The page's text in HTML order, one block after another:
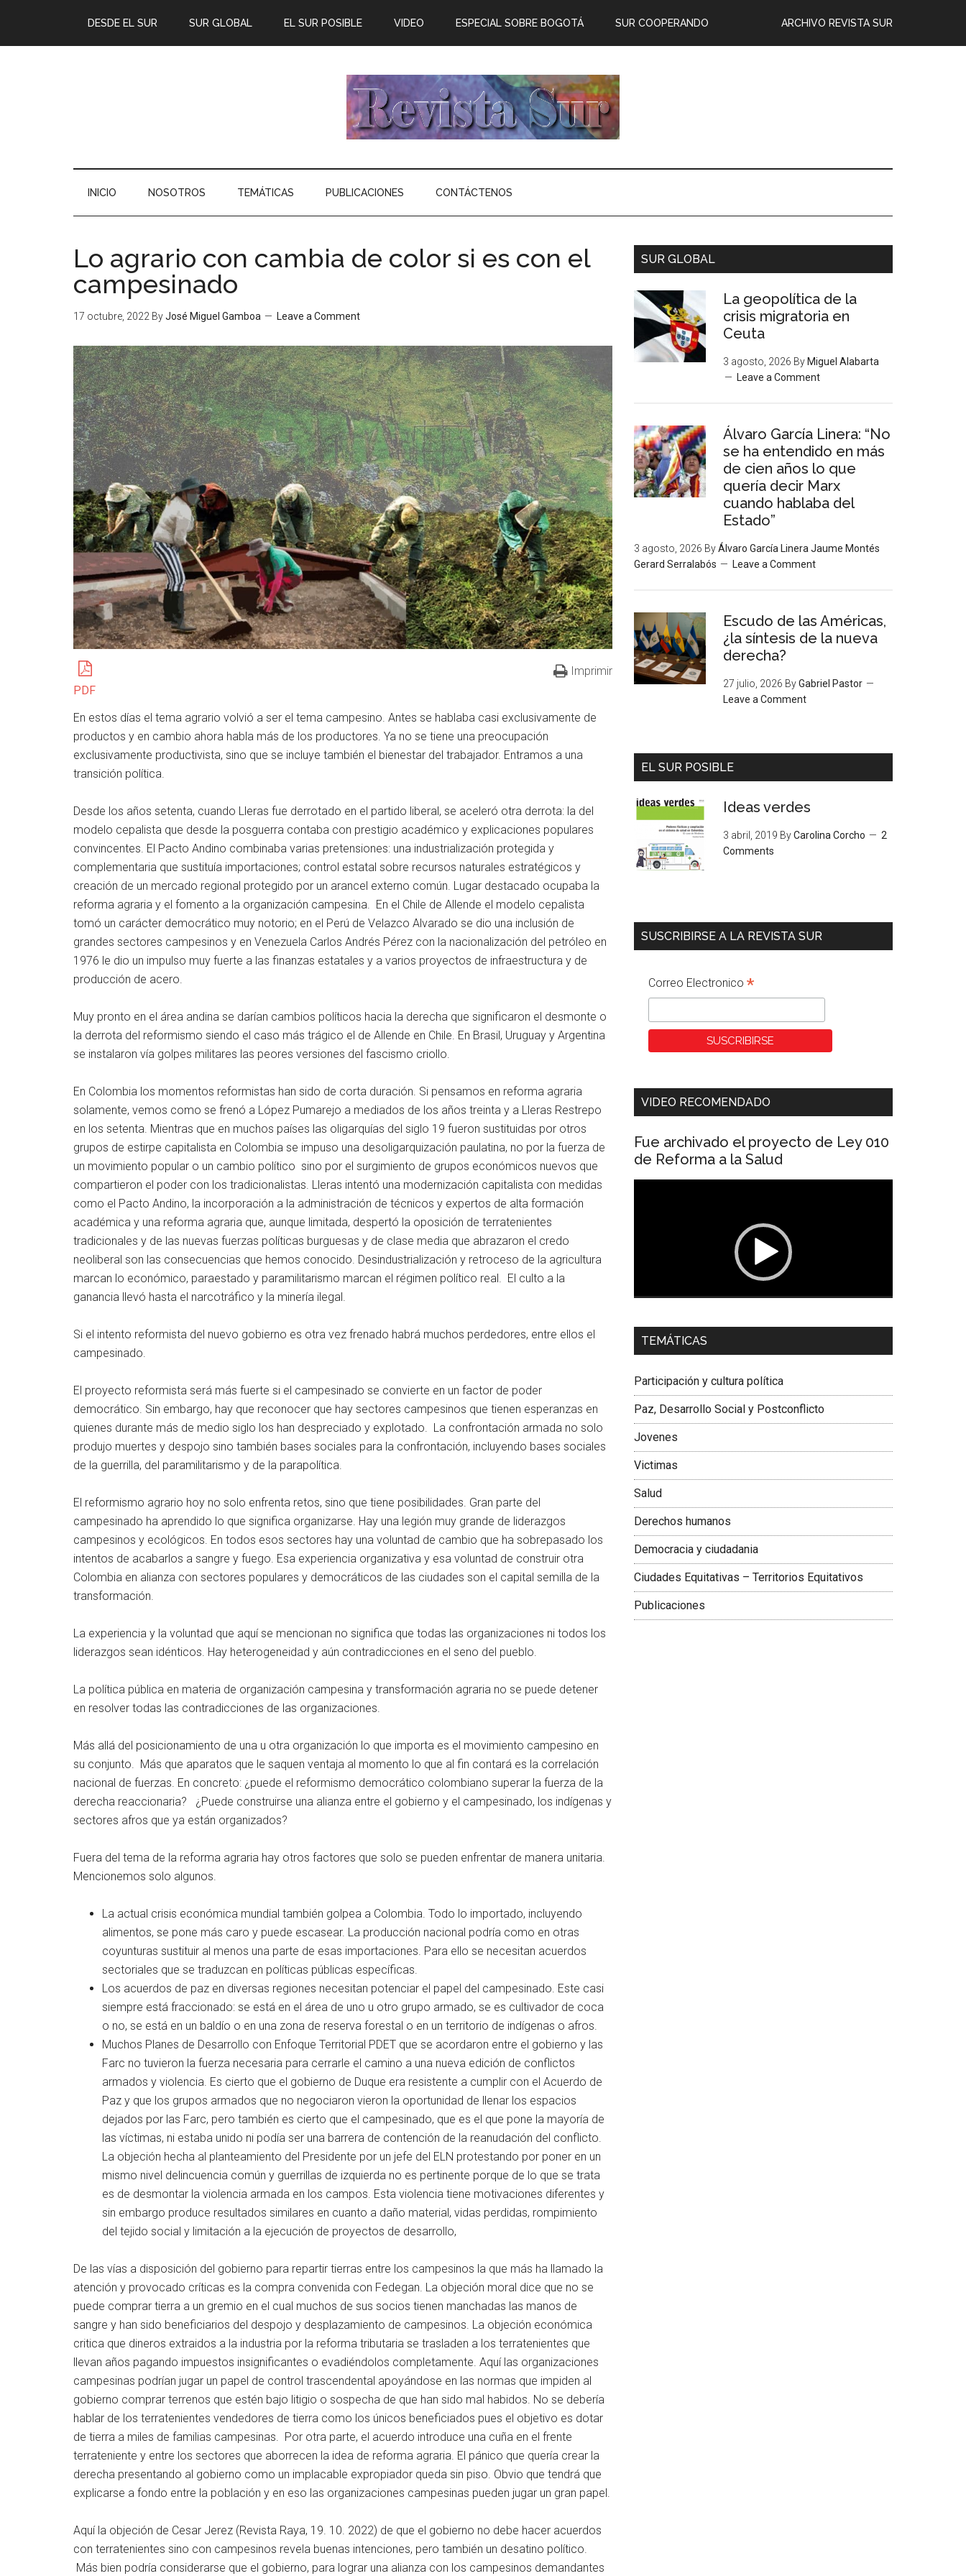
DESDE EL SUR SUR GLOBAL EL SUR POSIBLE ARCHIVO REVISTA SUR
VIDEO ESPECIAL SOBRE BOGOTÁ SUR COOPERANDO
INICIO NOSOTROS TEMÁTICAS PUBLICACIONES CONTÁCTENOS
Lo agrario con cambia de color si es con el
campesinado
17 octubre, 2022 ByJosé Miguel Gamboa Leave a Comment
PDF
Imprimir
En estos días el tema agrario volvió a ser el tema campesino. Antes se hablaba casi exclusivamente de
productos y en cambio ahora habla más de los productores. Ya no se tiene una preocupación
exclusivamente productivista, sino que se incluye también el bienestar del trabajador. Entramos a una
transición política.
Desde los años setenta, cuando Lleras fue derrotado en el partido liberal, se aceleró otra derrota: la del
modelo cepalista que desde la posguerra contaba con prestigio académico y explicaciones populares
convincentes. El Pacto Andino combinaba varias pretensiones: una industrialización protegida y
complementaria que sustituía importaciones; control estatal sobre recursos naturales estratégicos y
creación de un mercado regional protegido por un arancel externo común. Lugar destacado ocupaba la
reforma agraria y el fomento a la organización campesina. En el Chile de Allende el modelo cepalista
tomó un carácter democrático muy notorio; en el Perú de Velazco Alvarado se dio una inclusión de
grandes sectores campesinos y en Venezuela Carlos Andrés Pérez con la nacionalización del petróleo en
1976 le dio un impulso muy fuerte a las finanzas estatales y a varios proyectos de infraestructura y de
producción de acero.
Muy pronto en el área andina se darían cambios políticos hacia la derecha que significaron el desmonte o
la derrota del reformismo siendo el caso más trágico el de Allende en Chile. En Brasil, Uruguay y Argentina
se instalaron vía golpes militares las peores versiones del fascismo criollo.
En Colombia los momentos reformistas han sido de corta duración. Si pensamos en reforma agraria
solamente, vemos como se frenó a López Pumarejo a mediados de los años treinta y a Lleras Restrepo
en los setenta. Mientras que en muchos países las oligarquías del siglo 19 fueron sustituidas por otros
grupos de estirpe capitalista en Colombia se impuso una desoligarquización paulatina, no por la fuerza de
un movimiento popular o un cambio político sino por el surgimiento de grupos económicos nuevos que
compartieron el poder con los tradicionalistas. Lleras intentó una modernización capitalista con medidas
como el Pacto Andino, la incorporación a la administración de técnicos y expertos de alta formación
académica y una reforma agraria que, aunque limitada, despertó la oposición de terratenientes
tradicionales y de las nuevas fuerzas políticas burguesas y de clase media que abrazaron el credo
neoliberal son las consecuencias que hemos conocido. Desindustrialización y retroceso de la agricultura
marcan lo económico, paraestado y paramilitarismo marcan el régimen político real. El culto a la
ganancia llevó hasta el narcotráfico y la minería ilegal.
Si el intento reformista del nuevo gobierno es otra vez frenado habrá muchos perdedores, entre ellos el
campesinado.
El proyecto reformista será más fuerte si el campesinado se convierte en un factor de poder
democrático. Sin embargo, hay que reconocer que hay sectores campesinos que tienen esperanzas en
quienes durante más de medio siglo los han despreciado y explotado. La confrontación armada no solo
produjo muertes y despojo sino también bases sociales para la confrontación, incluyendo bases sociales
de la guerrilla, del paramilitarismo y de la parapolítica.
El reformismo agrario hoy no solo enfrenta retos, sino que tiene posibilidades. Gran parte del
campesinado ha aprendido lo que significa organizarse. Hay una legión muy grande de liderazgos
campesinos y ecológicos. En todos esos sectores hay una voluntad de cambio que ha sobrepasado los
intentos de acabarlos a sangre y fuego. Esa experiencia organizativa y esa voluntad de construir otra
Colombia en alianza con sectores populares y democráticos de las ciudades son el capital semilla de la
transformación.
La experiencia y la voluntad que aquí se mencionan no significa que todas las organizaciones ni todos los
liderazgos sean idénticos. Hay heterogeneidad y aún contradicciones en el seno del pueblo.
La política pública en materia de organización campesina y transformación agraria no se puede detener
en resolver todas las contradicciones de las organizaciones.
Más allá del posicionamiento de una u otra organización lo que importa es el movimiento campesino en
su conjunto. Más que aparatos que le saquen ventaja al momento lo que al fin contará es la correlación
nacional de fuerzas. En concreto: ¿puede el reformismo democrático colombiano superar la fuerza de la
derecha reaccionaria? ¿Puede construirse una alianza entre el gobierno y el campesinado, los indígenas y
sectores afros que ya están organizados?
Fuera del tema de la reforma agraria hay otros factores que solo se pueden enfrentar de manera unitaria.
Mencionemos solo algunos.
La actual crisis económica mundial también golpea a Colombia. Todo lo importado, incluyendo
alimentos, se pone más caro y puede escasear. La producción nacional podría como en otras
coyunturas sustituir al menos una parte de esas importaciones. Para ello se necesitan acuerdos
sectoriales que se traduzcan en políticas públicas específicas.
Los acuerdos de paz en diversas regiones necesitan potenciar el papel del campesinado. Este casi
siempre está fraccionado: se está en el área de uno u otro grupo armado, se es cultivador de coca
o no, se está en un baldío o en una zona de reserva forestal o en un territorio de indígenas o afros.
Muchos Planes de Desarrollo con Enfoque Territorial PDET que se acordaron entre el gobierno y las
Farc no tuvieron la fuerza necesaria para cerrarle el camino a una nueva edición de conflictos
armados y violencia. Es cierto que el gobierno de Duque era resistente a cumplir con el Acuerdo de
Paz y que los grupos armados que no negociaron vieron la oportunidad de llenar los espacios
dejados por las Farc, pero también es cierto que el campesinado, que es el que pone la mayoría de
las víctimas, ni estaba unido ni podía ser una barrera de contención de la reanudación del conflicto.
La objeción hecha al planteamiento del Presidente por un jefe del ELN protestando por poner en un
mismo nivel delincuencia común y guerrillas de izquierda no es pertinente porque de lo que se trata
es de desmontar la violencia armada en los campos. Esta violencia tiene motivaciones diferentes y
sin embargo produce resultados similares en cuanto a daño material, vidas perdidas, rompimiento
del tejido social y limitación a la ejecución de proyectos de desarrollo,
De las vías a disposición del gobierno para repartir tierras entre los campesinos la que más ha llamado la
atención y provocado críticas es la compra convenida con Fedegan. La objeción moral dice que no se
puede comprar tierra a un gremio en el cual muchos de sus socios tienen manchadas las manos de
sangre y han sido beneficiarios del despojo y desplazamiento de campesinos. La objeción económica
critica que dineros extraidos a la industria por la reforma tributaria se trasladen a los terratenientes que
llevan años pagando impuestos insignificantes o evadiéndolos completamente. Aquí las organizaciones
campesinas podrían jugar un papel de control trascendental apoyándose en las normas que impiden al
gobierno comprar terrenos que estén bajo litigio o sospecha de que han sido mal habidos. No se debería
hablar de los terratenientes vendedores de tierra como los únicos beneficiados pues el objetivo es dotar
de tierra a miles de familias campesinas. Por otra parte, el acuerdo introduce una cuña en el frente
terrateniente y entre los sectores que aborrecen la idea de reforma agraria. El pánico que quería crear la
derecha presentando al gobierno como un implacable expropiador queda sin piso. Obvio que tendrá que
explicarse a fondo entre la población y en eso las organizaciones campesinas pueden jugar un gran papel.
Aquí la objeción de Cesar Jerez (Revista Raya, 19. 10. 2022) de que el gobierno no debe hacer acuerdos
con terratenientes sino con campesinos revela buenas intenciones, pero también un desatino político.
Más bien podría considerarse que el gobierno, para lograr una alianza con los campesinos demandantes
SUR GLOBAL
La geopolítica de la
crisis migratoria en
Ceuta
3 agosto, 2026 By Miguel Alabarta
Leave a Comment
Álvaro García Linera: “No
se ha entendido en más
de cien años lo que
quería decir Marx
cuando hablaba del
Estado”
3 agosto, 2026 ByÁlvaro García Linera Jaume Montés
Gerard Serralabós
Leave a Comment
Escudo de las Américas,
¿la síntesis de la nueva
derecha?
27 julio, 2026 ByGabriel Pastor
Leave a Comment
EL SUR POSIBLE
Ideas verdes
3 abril, 2019 ByCarolina Corcho
2
Comments
SUSCRIBIRSE A LA REVISTA SUR
Correo Electronico *
VIDEO RECOMENDADO
Fue archivado el proyecto de Ley 010
de Reforma a la Salud
Dra. Carolina Corcho Mejía,
Latinoamericana Sur, Vicepresidenta Federación
TEMÁTICAS
Participación y cultura política
Paz, Desarrollo Social y Postconflicto
Jovenes
Victimas
Salud
Derechos humanos
Democracia y ciudadania
Ciudades Equitativas – Territorios Equitativos
Publicaciones